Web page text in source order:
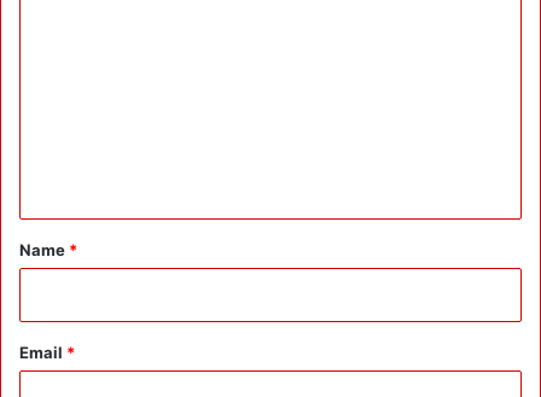
*
Name *
Email *